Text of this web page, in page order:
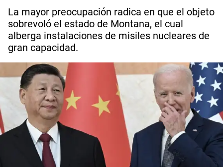
La mayor preocupación radica en que el objeto
sobrevoló el estado de Montana, el cual
alberga instalaciones de misiles nucleares de
gran capacidad.